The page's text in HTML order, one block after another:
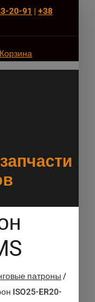
20-91 | +38
Корзина
патроны /
ISO25-ER20-